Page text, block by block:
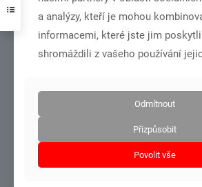
15.3.2026
zápis 1/2026
a analýzy, kteří je mohou
informacemi, které jste jim
shromáždili z vašeho používání
Odmítnout
Přizpůsobit
Povolit vše